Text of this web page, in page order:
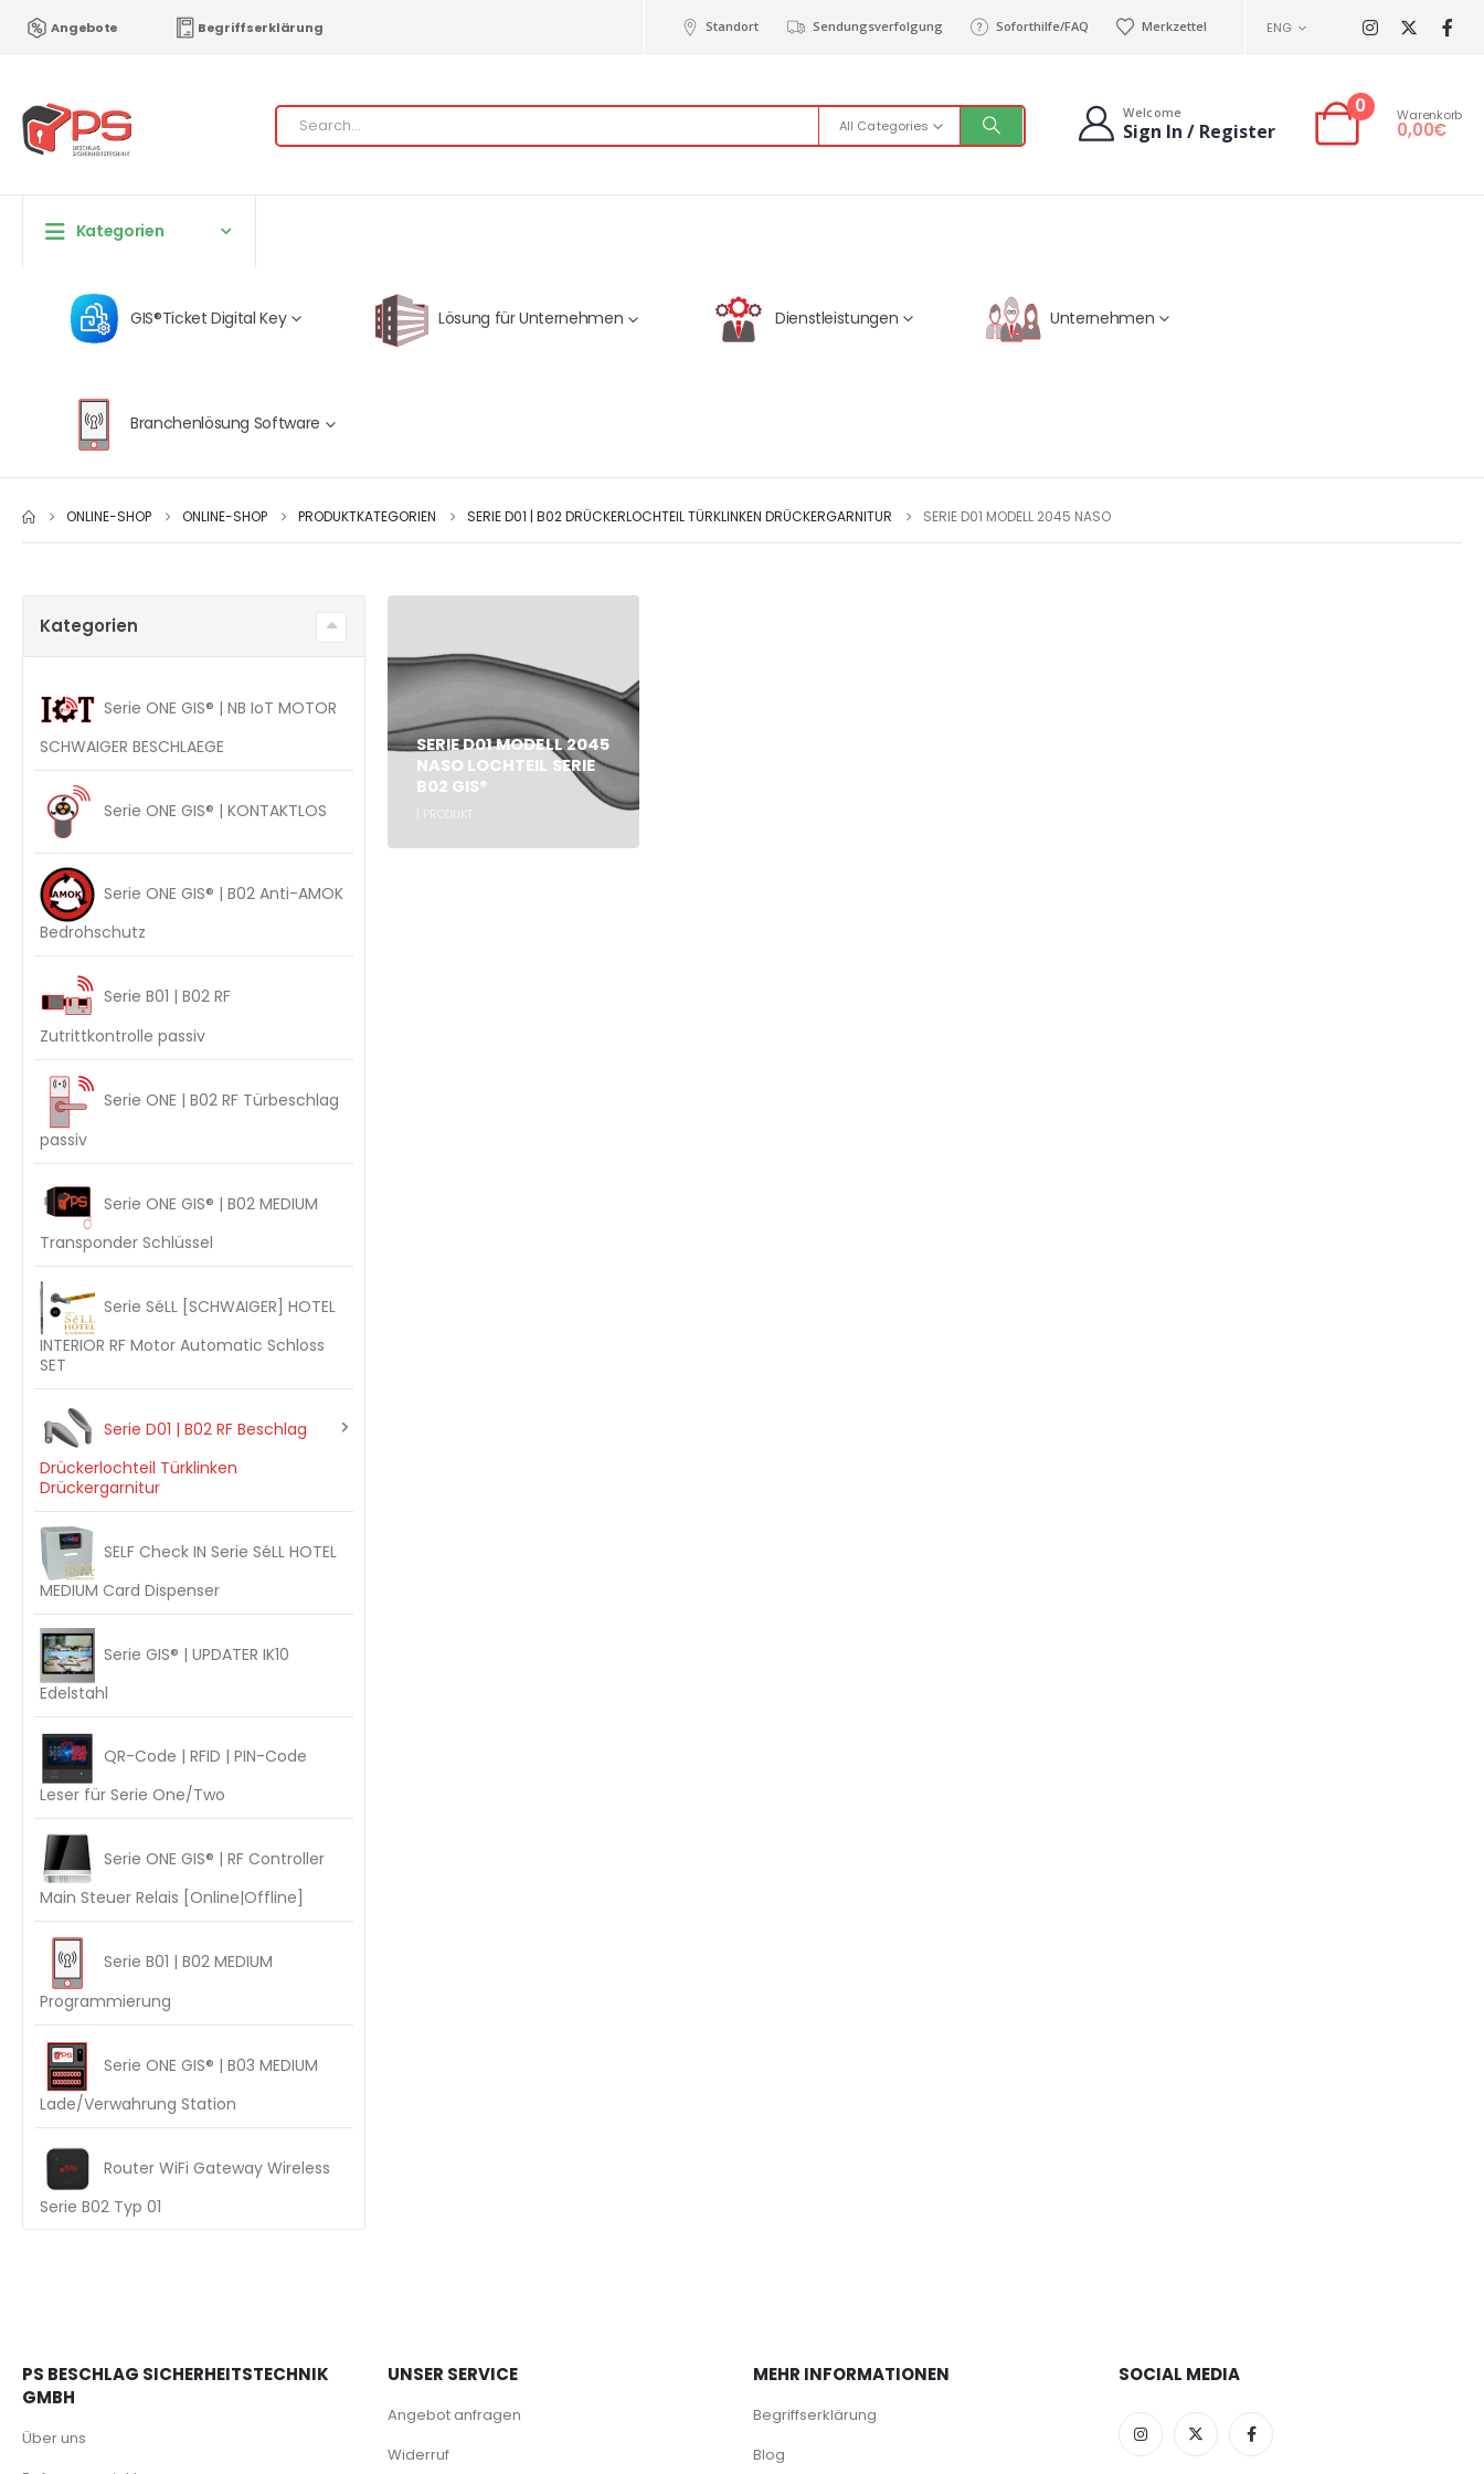
Angebote Begriffserklärung Standort Sendungsverfolgung Soforthilfe/FAQ Merkzettel ENG
All Categories
Welcome
Sign In / Register
0 Warenkorb
0,00€
Kategorien
GIS®Ticket Digital Key Lösung für Unternehmen Dienstleistungen Unternehmen
Branchenlösung Software
ONLINE-SHOP ONLINE-SHOP PRODUKTKATEGORIEN SERIE D01 | B02 DRÜCKERLOCHTEIL TÜRKLINKEN DRÜCKERGARNITUR SERIE D01 MODELL 2045 NASO
SERIE D01 MODELL 2045
NASO LOCHTEIL SERIE
B02 GIS®
1 PRODUKT
Kategorien
Serie ONE GIS® | NB IoT MOTOR
SCHWAIGER BESCHLAEGE
Serie ONE GIS® | KONTAKTLOS
Serie ONE GIS® | B02 Anti-AMOK
Bedrohschutz
Serie B01 | B02 RF
Zutrittkontrolle passiv
Serie ONE | B02 RF Türbeschlag
passiv
Serie ONE GIS® | B02 MEDIUM
Transponder Schlüssel
Serie SéLL [SCHWAIGER] HOTEL
INTERIOR RF Motor Automatic Schloss
SET
Serie D01 | B02 RF Beschlag
Drückerlochteil Türklinken
Drückergarnitur
SELF Check IN Serie SéLL HOTEL
MEDIUM Card Dispenser
Serie GIS® | UPDATER IK10
Edelstahl
QR-Code | RFID | PIN-Code
Leser für Serie One/Two
Serie ONE GIS® | RF Controller
Main Steuer Relais [Online|Offline]
Serie B01 | B02 MEDIUM
Programmierung
Serie ONE GIS® | B03 MEDIUM
Lade/Verwahrung Station
Router WiFi Gateway Wireless
Serie B02 Typ 01
PS BESCHLAG SICHERHEITSTECHNIK
GMBH
Über uns
UNSER SERVICE
Angebot anfragen
Widerruf
MEHR INFORMATIONEN
Begriffserklärung
Blog
SOCIAL MEDIA